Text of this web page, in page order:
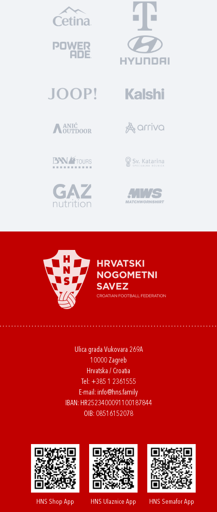
Ulica grada Vukovara 269A
10000 Zagreb
Hrvatska / Croatia
Tel: +385 1 2361555
E-mail: info@hns.family
IBAN: HR2523400091100187844
OIB: 08516152078
HNS Shop App HNS Ulaznice App HNS Semafor App